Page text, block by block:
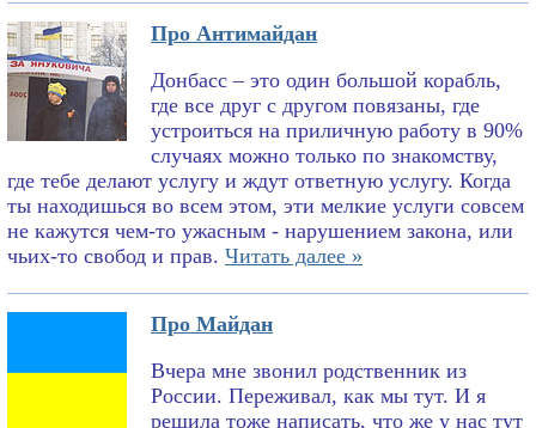
Про Антимайдан
Донбасс – это один большой корабль,
где все друг с другом повязаны, где
устроиться на приличную работу в 90%
случаях можно только по знакомству,
где тебе делают услугу и ждут ответную услугу. Когда
ты находишься во всем этом, эти мелкие услуги совсем
не кажутся чем-то ужасным - нарушением закона, или
чьих-то свобод и прав. Читать далее »
Про Майдан
Вчера мне звонил родственник из
России. Переживал, как мы тут. И я
решила тоже написать, что же у нас тут